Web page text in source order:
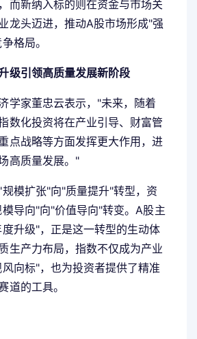
而新纳入标的则在资金与市场关
龙头迈进，推动A股市场形成"强
格局。
级引领高质量发展新阶段
学家董忠云表示，"未来，随着
数化投资将在产业引导、财富管
点战略等方面发挥更大作用，进
高质量发展。"
模扩张"向"质量提升"转型，资
导向"向"价值导向"转变。A股主
升级"，正是这一转型的生动体
生产力布局，指数不仅成为产业
向标"，也为投资者提供了精准
道的工具。